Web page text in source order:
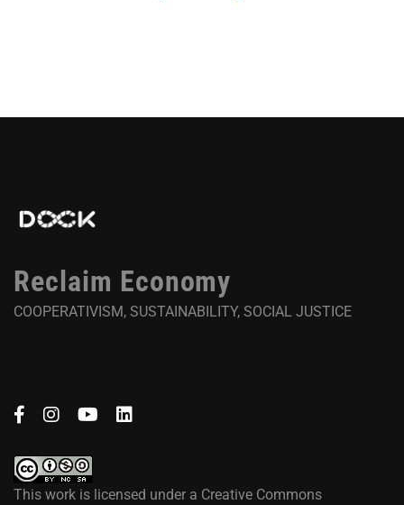
Reclaim Economy
COOPERATIVISM, SUSTAINABILITY, SOCIAL JUSTICE
This work is licensed under a Creative Commons